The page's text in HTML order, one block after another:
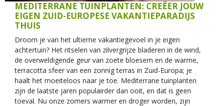
MEDITERRANE TUINPLANTEN: CREËER JOUW
EIGEN ZUID-EUROPESE VAKANTIEPARADIJS
THUIS
Droom je van het ultieme vakantiegevoel in je eigen
achtertuin? Het ritselen van zilvergrijze bladeren in de wind,
de overweldigende geur van zoete bloesem en de warme,
terracotta sfeer van een zonnig terras in Zuid-Europa; je
haalt het moeiteloos naar je toe. Mediterrane tuinplanten
zijn de laatste jaren populairder dan ooit, en dat is geen
toeval. Nu onze zomers warmer en droger worden, zijn